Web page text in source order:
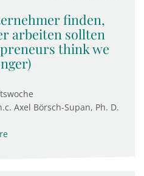
finden,
arbeiten sollten
think we
Axel Börsch-Supan, Ph. D.